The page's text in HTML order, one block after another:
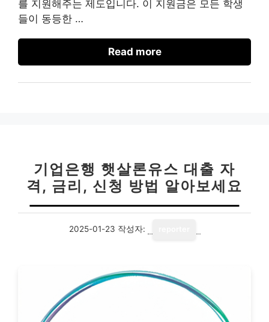
를 지원해주는 제도입니다. 이 지원금은 모든 학생
들이 동등한 …
Read more
기업은행 햇살론유스 대출 자
격, 금리, 신청 방법 알아보세요
2025-01-23 작성자: